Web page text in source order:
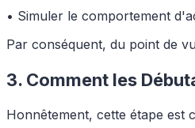
• Simuler le comportement
Par conséquent, du point de
3. Comment les
Honnêtement, cette étape est